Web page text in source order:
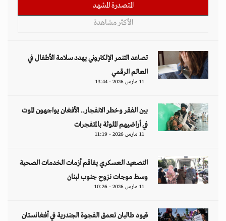
المتصدرة المشهد
الأكثر مشاهدة
تصاعد التنمر الإلكتروني يهدد سلامة الأطفال في
العالم الرقمي
11 مارس 2026 - 13:44
بين الفقر وخطر الانفجار.. الأفغان يواجهون الموت
في أراضيهم الملوثة بالمتفجرات
11 مارس 2026 - 11:19
التصعيد العسكري يفاقم أزمات الخدمات الصحية
وسط موجات نزوح جنوب لبنان
11 مارس 2026 - 10:26
قيود طالبان تعمق الفجوة الجندرية في أفغانستان